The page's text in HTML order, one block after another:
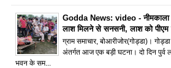
Godda News: video -
लाश मिलने से सनसनी, लाश को पीएम
ग्राम समाचार, बोआरीजोर(गोड्डा)।
अंतर्गत आज एक बड़ी घटना। दो दिन पुर्व
भवन के सम...